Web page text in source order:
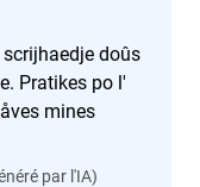
doûs
Pratikes po l'
mines
par l'IA)